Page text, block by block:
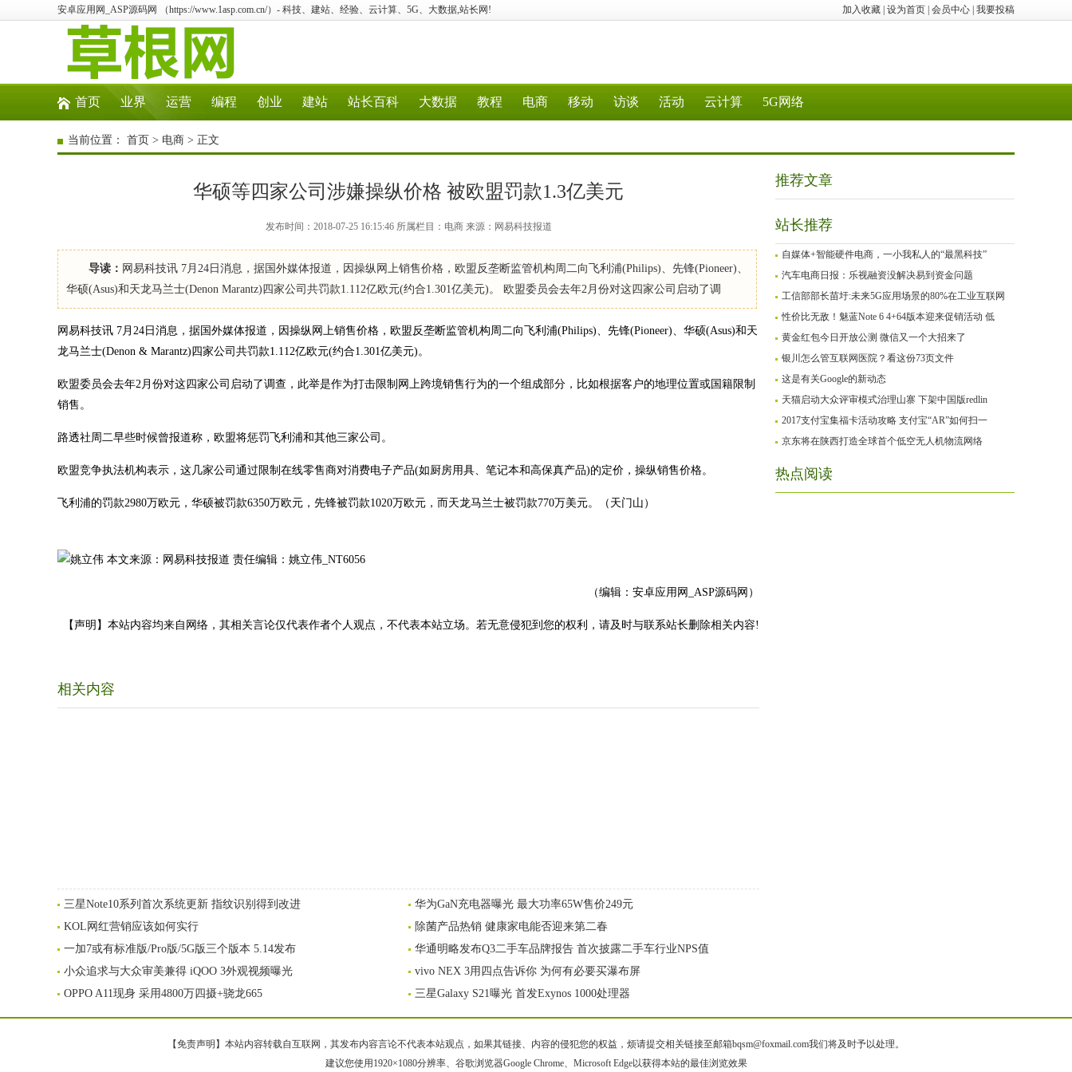
加入收藏 设为首页 会员中心 我要投稿
安卓应用网_ASP源码网 （https://www.1asp.com.cn/）- 科技、建站、经验、云计算、5G、大数据,站长网!
首页 业界 运营 编程 创业 建站 站长百科 大数据 教程 电商 移动 访谈 活动 云计算 5G网络
当前位置： 首页 > 电商 > 正文
华硕等四家公司涉嫌操纵价格 被欧盟罚款1.3亿美元
发布时间：2018-07-25 16:15:46 所属栏目：电商 来源：网易科技报道
导读： 网易科技讯 7月24日消息，据国外媒体报道，因操纵网上销售价格，欧盟反垄断监管机构周二向飞利浦(Philips)、先锋(Pioneer)、
华硕(Asus)和天龙马兰士(Denon Marantz)四家公司共罚款1.112亿欧元(约合1.301亿美元)。 欧盟委员会去年2月份对这四家公司启动了调
网易科技讯 7月24日消息，据国外媒体报道，因操纵网上销售价格，欧盟反垄断监管机构周二向飞利浦(Philips)、先锋(Pioneer)、华硕(Asus)和天
龙马兰士(Denon & Marantz)四家公司共罚款1.112亿欧元(约合1.301亿美元)。
欧盟委员会去年2月份对这四家公司启动了调查，此举是作为打击限制网上跨境销售行为的一个组成部分，比如根据客户的地理位置或国籍限制
销售。
路透社周二早些时候曾报道称，欧盟将惩罚飞利浦和其他三家公司。
欧盟竞争执法机构表示，这几家公司通过限制在线零售商对消费电子产品(如厨房用具、笔记本和高保真产品)的定价，操纵销售价格。
飞利浦的罚款2980万欧元，华硕被罚款6350万欧元，先锋被罚款1020万欧元，而天龙马兰士被罚款770万美元。（天门山）
本文来源：网易科技报道 责任编辑：姚立伟_NT6056
（编辑：安卓应用网_ASP源码网）
【声明】本站内容均来自网络，其相关言论仅代表作者个人观点，不代表本站立场。若无意侵犯到您的权利，请及时与联系站长删除相关内容!
相关内容
三星Note10系列首次系统更新 指纹识别得到改进
华为GaN充电器曝光 最大功率65W售价249元
KOL网红营销应该如何实行
除菌产品热销 健康家电能否迎来第二春
一加7或有标准版/Pro版/5G版三个版本 5.14发布
华通明略发布Q3二手车品牌报告 首次披露二手车行业NPS值
小众追求与大众审美兼得 iQOO 3外观视频曝光
vivo NEX 3用四点告诉你 为何有必要买瀑布屏
OPPO A11现身 采用4800万四摄+骁龙665
三星Galaxy S21曝光 首发Exynos 1000处理器
推荐文章
站长推荐
自媒体+智能硬件电商，一小我私人的“最黑科技”
汽车电商日报：乐视融资没解决易到资金问题
工信部部长苗圩:未来5G应用场景的80%在工业互联网
性价比无敌！魅蓝Note 6 4+64版本迎来促销活动 低
黄金红包今日开放公测 微信又一个大招来了
银川怎么管互联网医院？看这份73页文件
这是有关Google的新动态
天猫启动大众评审模式治理山寨 下架中国版redlin
2017支付宝集福卡活动攻略 支付宝“AR”如何扫一
京东将在陕西打造全球首个低空无人机物流网络
热点阅读
【免责声明】本站内容转载自互联网，其发布内容言论不代表本站观点，如果其链接、内容的侵犯您的权益，烦请提交相关链接至邮箱bqsm@foxmail.com我们将及时予以处理。
建议您使用1920×1080分辨率、谷歌浏览器Google Chrome、Microsoft Edge以获得本站的最佳浏览效果